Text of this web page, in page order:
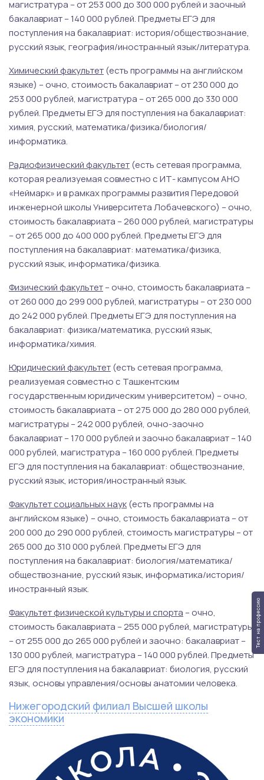
магистратура – от 253 000 до 300 000 рублей и заочный
бакалавриат – 140 000 рублей. Предметы ЕГЭ для
поступления на бакалавриат: история/обществознание,
русский язык, география/иностранный язык/литература.
Химический факультет(есть программы на английском
языке) – очно, стоимость бакалавриат – от 230 000 до
253 000 рублей, магистратура – от 265 000 до 330 000
рублей. Предметы ЕГЭ для поступления на бакалавриат:
химия, русский, математика/физика/биология/
информатика.
Радиофизический факультет(есть сетевая программа,
которая реализуемая совместно с ИТ- кампусом АНО
«Неймарк» и в рамках программы развития Передовой
инженерной школы Университета Лобачевского) – очно,
стоимость бакалавриата – 260 000 рублей, магистратуры
– от 265 000 до 400 000 рублей. Предметы ЕГЭ для
поступления на бакалавриат: математика/физика,
русский язык, информатика/физика.
Физический факультет– очно, стоимость бакалавриата –
от 260 000 до 299 000 рублей, магистратуры – от 230 000
до 242 000 рублей. Предметы ЕГЭ для поступления на
бакалавриат: физика/математика, русский язык,
информатика/химия.
Юридический факультет(есть сетевая программа,
реализуемая совместно с Ташкентским
государственным юридическим университетом) – очно,
стоимость бакалавриата – от 275 000 до 280 000 рублей,
магистратуры – 242 000 рублей, очно-заочно
бакалавриат – 170 000 рублей и заочно бакалавриат – 140
000 рублей, магистратура – 160 000 рублей. Предметы
ЕГЭ для поступления на бакалавриат: обществознание,
русский язык, история/иностранный язык.
Факультет социальных наук(есть программы на
английском языке) – очно, стоимость бакалавриата – от
200 000 до 290 000 рублей, стоимость магистратуры – от
265 000 до 310 000 рублей. Предметы ЕГЭ для
поступления на бакалавриат: биология/математика/
обществознание, русский язык, информатика/история/
иностранный язык.
Факультет физической культуры и спорта – очно,
стоимость бакалавриата – 255 000 рублей, магистратуры
– от 255 000 до 265 000 рублей и заочно: бакалавриат –
130 000 рублей, магистратура – 140 000 рублей. Предметы
ЕГЭ для поступления на бакалавриат: биология, русский
язык, основы управления/основы анатомии человека.
Нижегородский филиал Высшей школы
экономики
Тест на профессию